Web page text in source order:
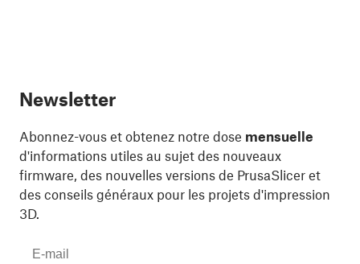
Newsletter
Abonnez-vous et obtenez notre dose mensuelle
d'informations utiles au sujet des nouveaux
firmware, des nouvelles versions de PrusaSlicer et
des conseils généraux pour les projets d'impression
3D.